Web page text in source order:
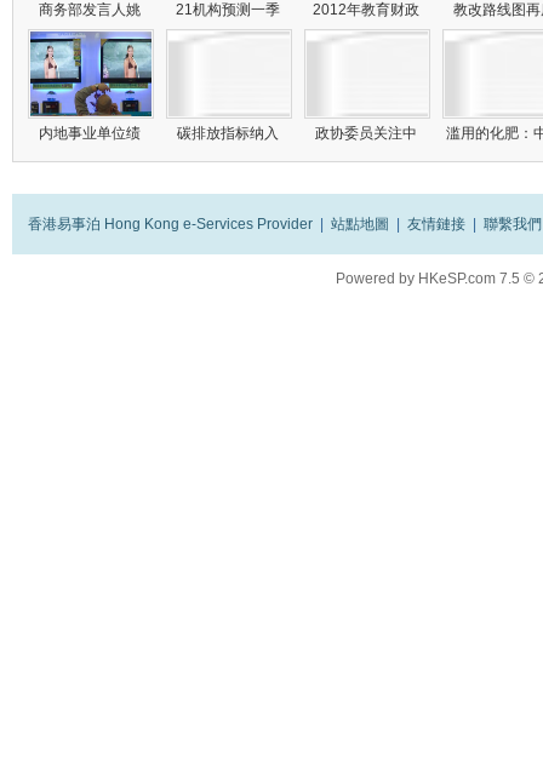
商务部发言人姚 21机构预测一季 2012年教育财政 教改路线图
内地事业单位绩 碳排放指标纳入 政协委员关注中 滥用的化肥：
香港易事泊 Hong Kong e-Services Provider 站點地圖 友情鏈接 聯繫我們
Powered by HKeSP.com 7.5 ©